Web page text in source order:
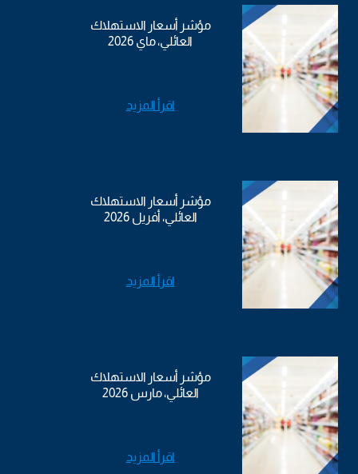
مؤشر أسعار الاستهلاك
العائلي، ماي 2026
اقرأ المزيد
مؤشر أسعار الاستهلاك
العائلي، أفريل 2026
اقرأ المزيد
مؤشر أسعار الاستهلاك
العائلي، مارس 2026
اقرأ المزيد